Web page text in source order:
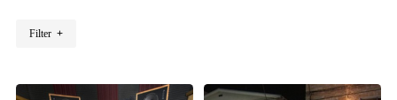
#HR/HM #女性シンガー
プレスリリース一覧
Filter +